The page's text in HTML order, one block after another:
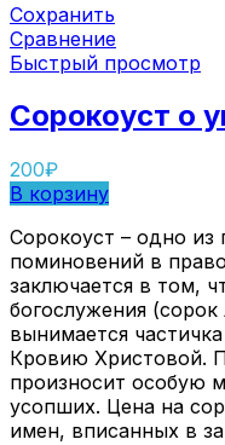
Сохранить
Сравнение
Быстрый просмотр
Сорокоуст о
200₽
В корзину
Сорокоуст – одно
поминовений в
заключается в том,
богослужения
вынимается
Кровию Христовой.
произносит особую
усопших. Цена на
имен, вписанных в